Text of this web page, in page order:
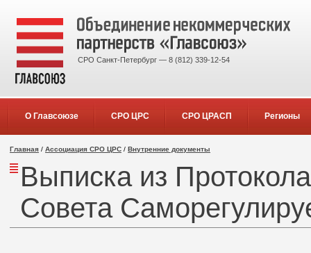
СРО Санкт-Петербург — 8 (812) 339-12-54
О Главсоюзе СРО ЦРС СРО ЦРАСП Регионы
Главная / Ассоциация СРО ЦРС / Внутренние документы
Выписка из
Совета